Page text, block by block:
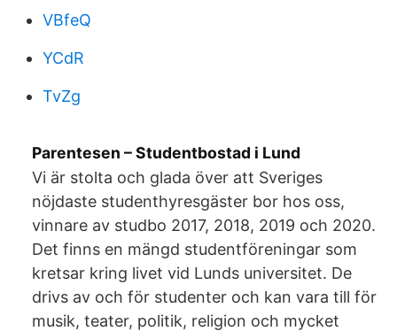
VBfeQ
YCdR
TvZg
Parentesen – Studentbostad i Lund
Vi är stolta och glada över att Sveriges
nöjdaste studenthyresgäster bor hos oss,
vinnare av studbo 2017, 2018, 2019 och 2020.
Det finns en mängd studentföreningar som
kretsar kring livet vid Lunds universitet. De
drivs av och för studenter och kan vara till för
musik, teater, politik, religion och mycket